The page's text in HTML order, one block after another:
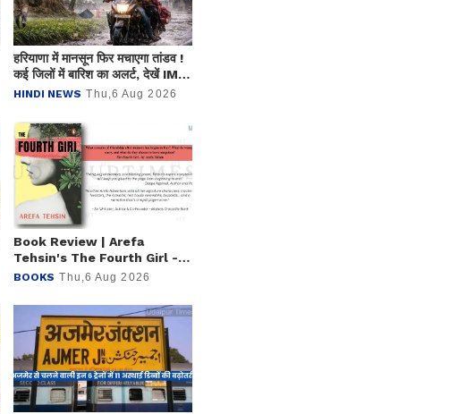
हरियाणा में मानसून फिर मचाएगा तांडव !
कई जिलों में बारिश का अलर्ट, देखें IMD
का नया पूर्वानुमान
HINDI NEWS Thu,6 Aug 2026
Book Review | Arefa
Tehsin's The Fourth Girl - a
Feminist Thriller Based in
BOOKS Thu,6 Aug 2026